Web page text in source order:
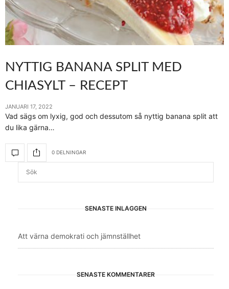
NYTTIG BANANA SPLIT MED
CHIASYLT – RECEPT
JANUARI 17, 2022
Vad sägs om lyxig, god och dessutom så nyttig banana split att
du lika gärna…
0 DELNINGAR
SENASTE INLÄGGEN
Att värna demokrati och jämnställhet
SENASTE KOMMENTARER